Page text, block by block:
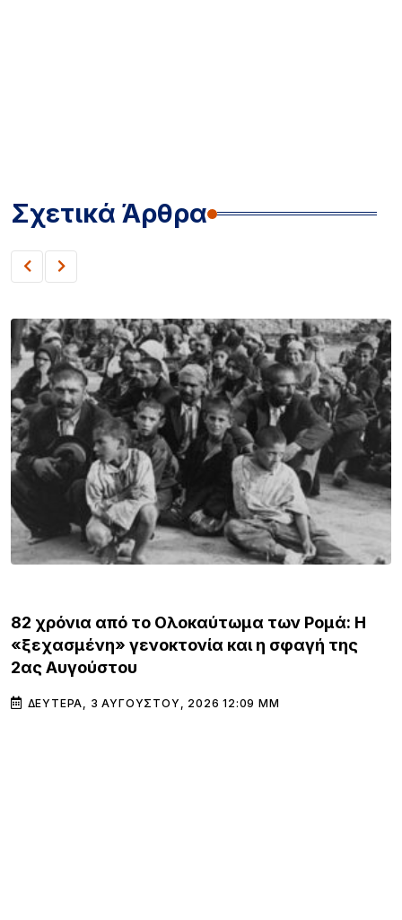
Σχετικά Άρθρα
82 χρόνια από το Ολοκαύτωμα των Ρομά: Η
«ξεχασμένη» γενοκτονία και η σφαγή της
2ας Αυγούστου
ΔΕΥΤΈΡΑ, 3 ΑΥΓΟΎΣΤΟΥ, 2026 12:09 ΜΜ